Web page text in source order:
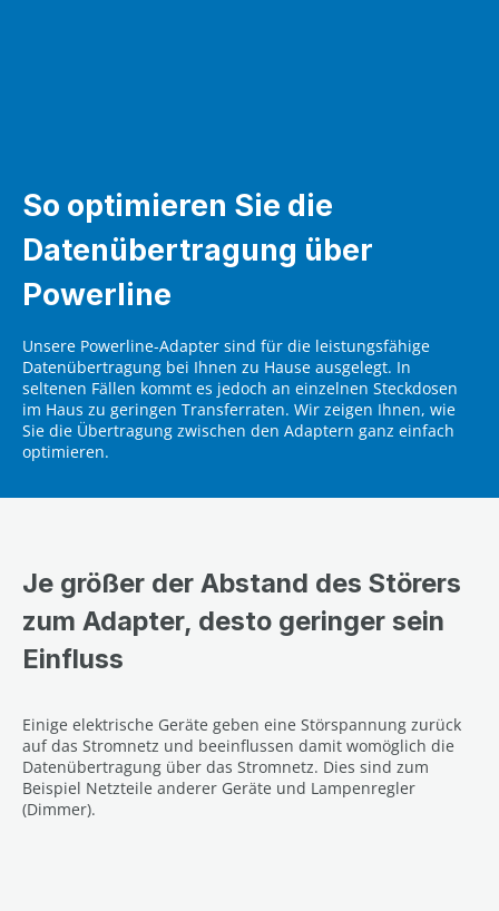
So optimieren Sie die
Datenübertragung über
Powerline
Unsere Powerline-Adapter sind für die leistungsfähige
Datenübertragung bei Ihnen zu Hause ausgelegt. In
seltenen Fällen kommt es jedoch an einzelnen Steckdosen
im Haus zu geringen Transferraten. Wir zeigen Ihnen, wie
Sie die Übertragung zwischen den Adaptern ganz einfach
optimieren.
Je größer der Abstand des Störers
zum Adapter, desto geringer sein
Einfluss
Einige elektrische Geräte geben eine Störspannung zurück
auf das Stromnetz und beeinflussen damit womöglich die
Datenübertragung über das Stromnetz. Dies sind zum
Beispiel Netzteile anderer Geräte und Lampenregler
(Dimmer).